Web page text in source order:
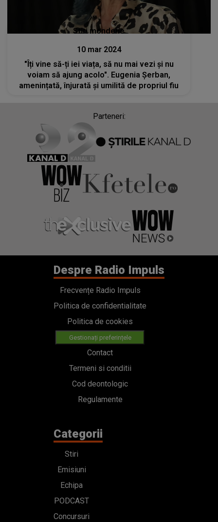
Stiri mondene
10 mar 2024
"Îți vine să-ți iei viața, să nu mai vezi și nu
voiam să ajung acolo". Eugenia Șerban,
amenințată, înjurată și umilită de propriul fiu
Parteneri:
Despre Radio Impuls
Frecvențe Radio Impuls
Politica de confidentialitate
Politica de cookies
Gestionați preferințele
Contact
Termeni si conditii
Cod deontologic
Regulamente
Categorii
Stiri
Emisiuni
Echipa
PODCAST
Concursuri